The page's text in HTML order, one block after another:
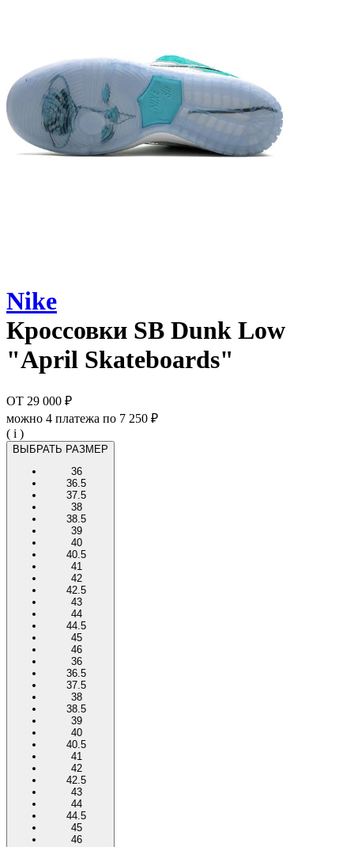
Nike
Кроссовки SB Dunk Low
"April Skateboards"
ОТ 29 000 ₽
можно 4 платежа по 7 250 ₽
( i )
ВЫБРАТЬ РАЗМЕР
36
36.5
37.5
38
38.5
39
40
40.5
41
42
42.5
43
44
44.5
45
46
36
36.5
37.5
38
38.5
39
40
40.5
41
42
42.5
43
44
44.5
45
46